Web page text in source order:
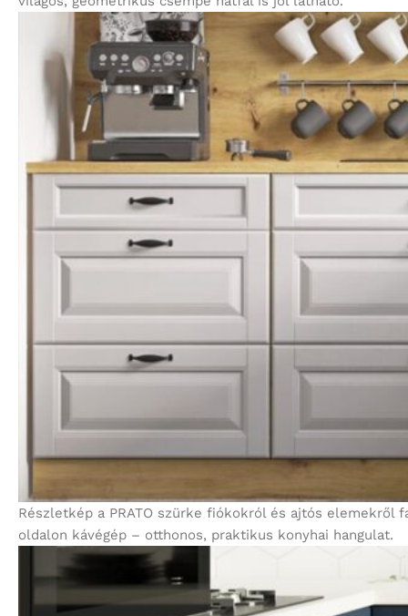
Részletkép a PRATO szürke fiókokról és ajtós elemekről
oldalon kávégép – otthonos, praktikus konyhai hangulat.